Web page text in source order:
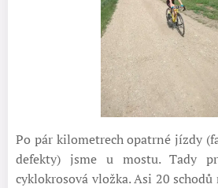
Po pár kilometrech opatrné jízdy
defekty) jsme u mostu. Tady
cyklokrosová vložka. Asi 20